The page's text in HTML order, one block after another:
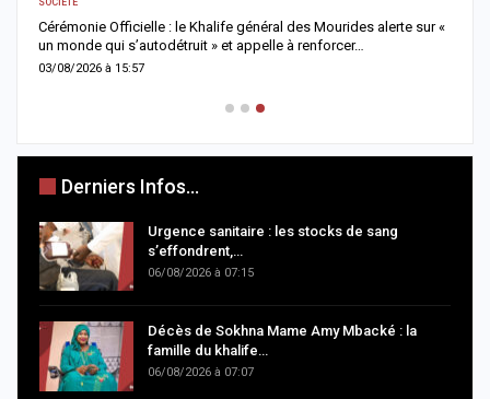
Cérémonie Officielle : le Khalife général des Mourides alerte sur «
un monde qui s’autodétruit » et appelle à renforcer…
03/08/2026 à 15:57
Derniers Infos...
Urgence sanitaire : les stocks de sang
s’effondrent,…
06/08/2026 à 07:15
Décès de Sokhna Mame Amy Mbacké : la
famille du khalife…
06/08/2026 à 07:07